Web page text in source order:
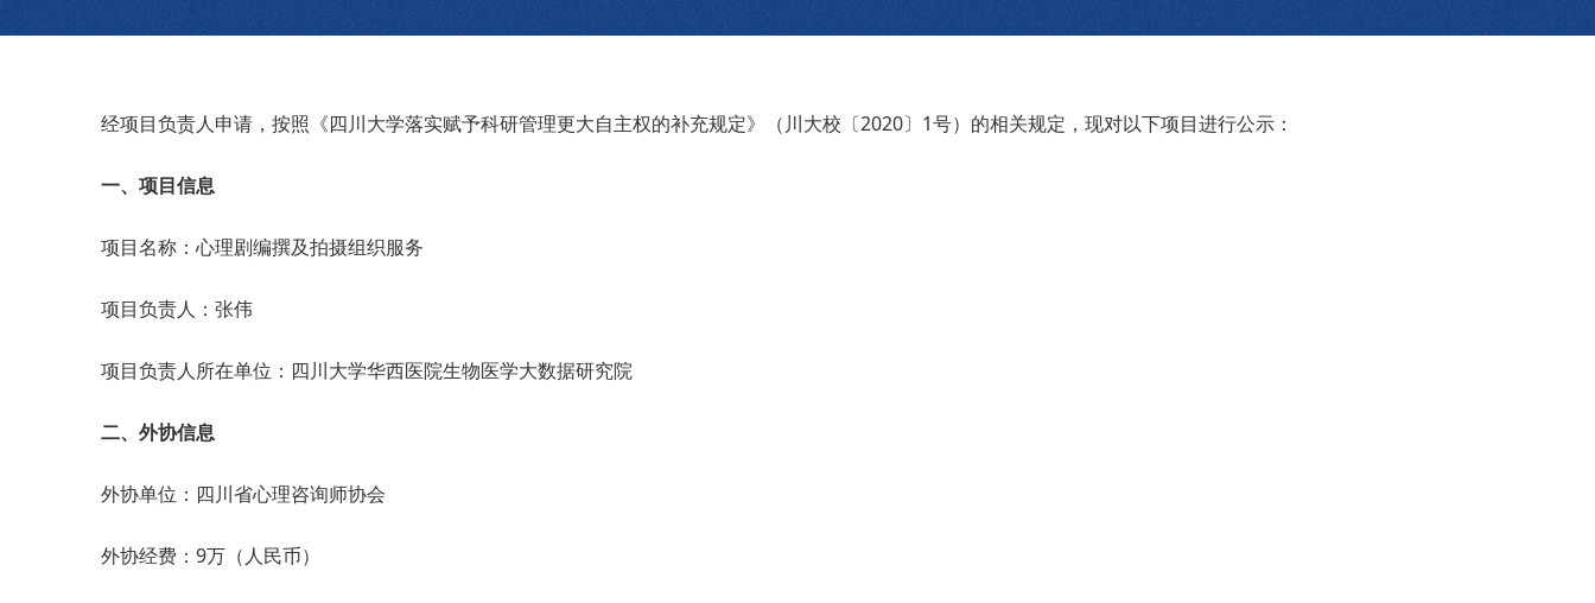
经项目负责人申请， 按照《四川大学落实赋予科研管理更大自主权的补充规定》（川大校〔2020〕 1号）的相关规定，现对以下项目进行公示 ：
一、项目信息
项目名称：心理剧编撰及拍摄组织服务
项目负责人：张伟
项目负责人所在单位：四川大学华西医院生物医学大数据研究院
二、外协信息
外协单位：四川省心理咨询师协会
外协经费：9万（人民币）